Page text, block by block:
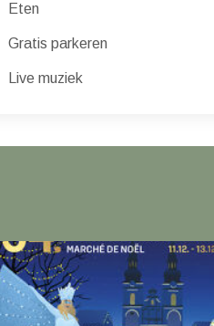
Eten
Gratis parkeren
Live muziek